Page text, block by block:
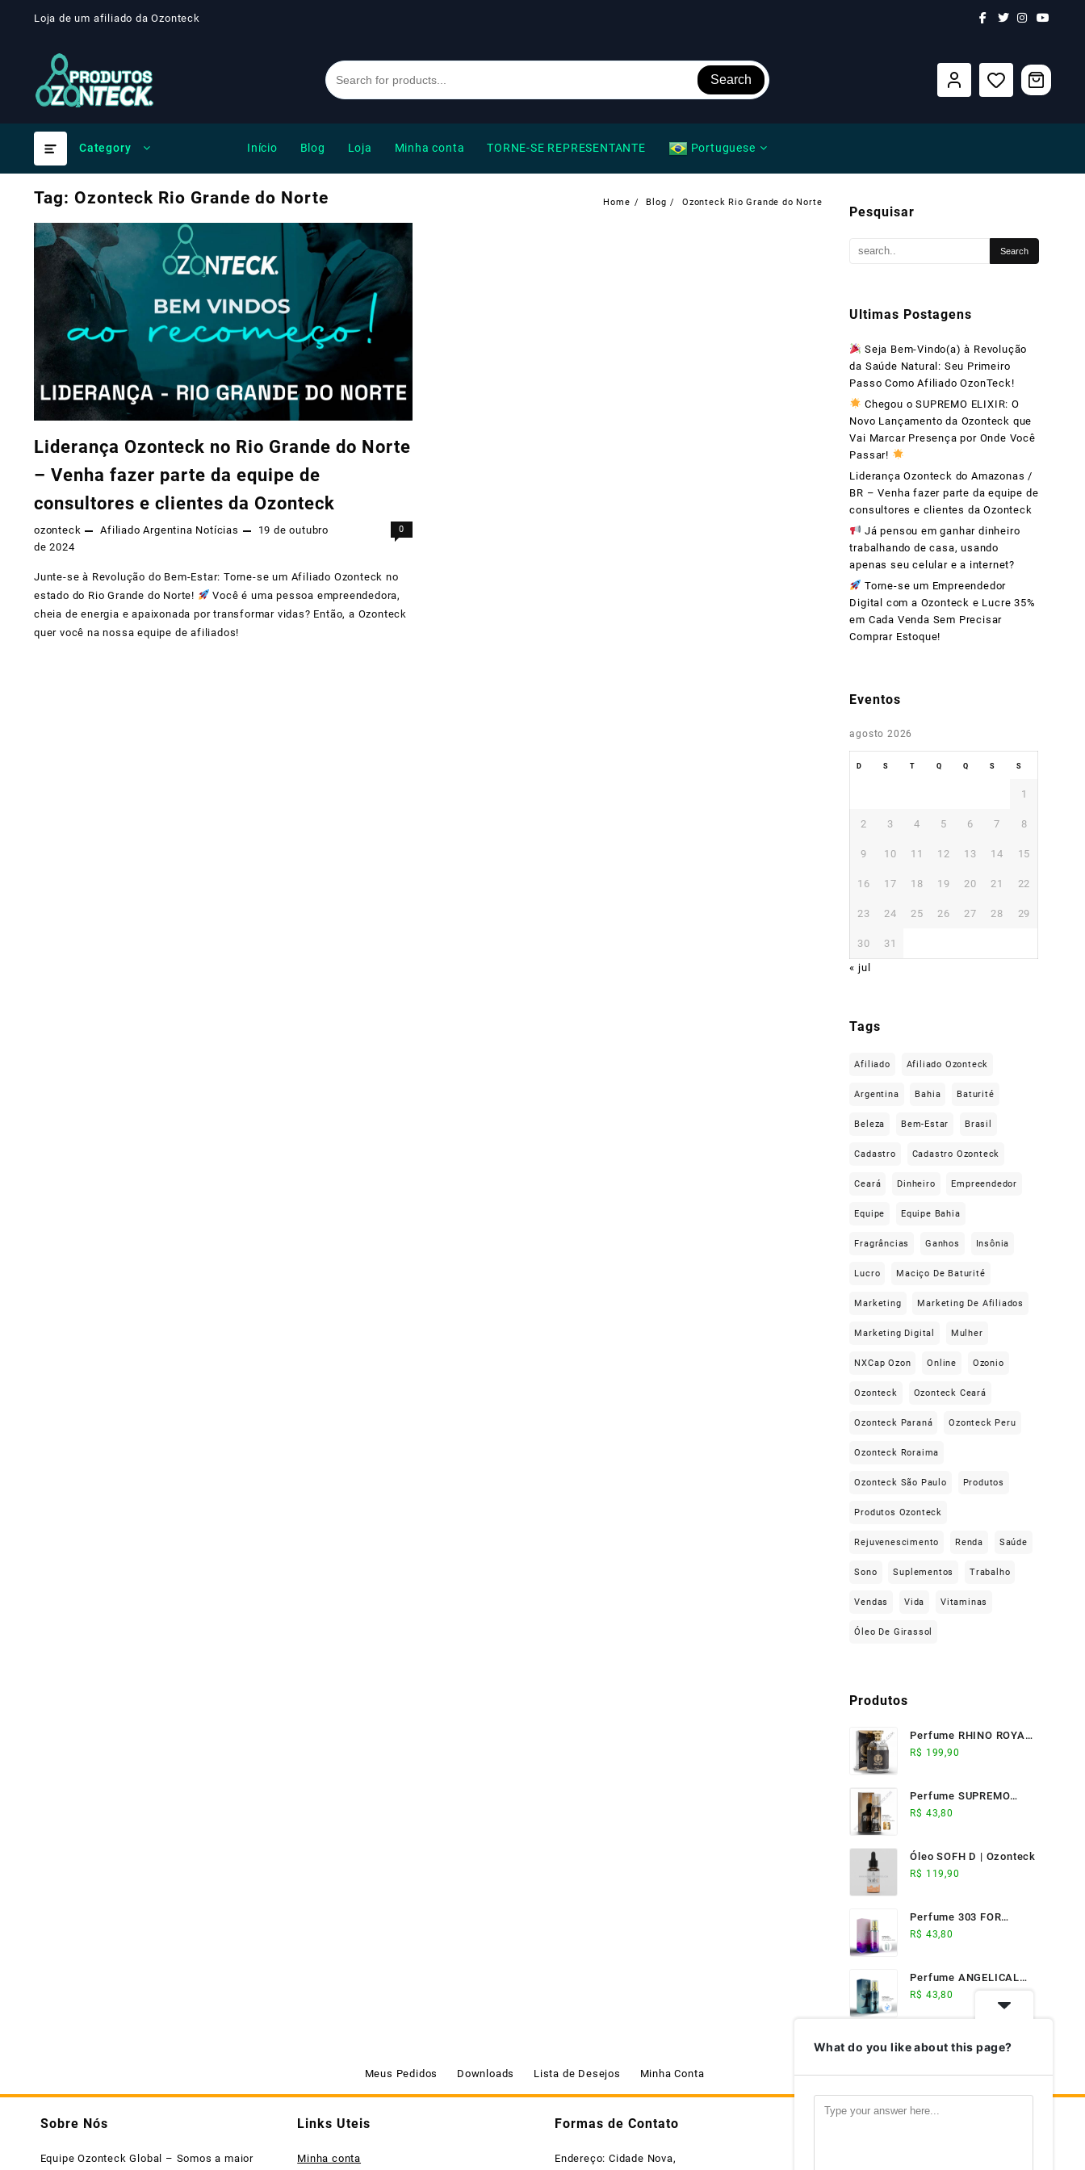
Loja de um afiliado da Ozonteck
Search
Category Início Blog Loja Minha conta TORNE-SE REPRESENTANTE Portuguese
Tag: Ozonteck Rio Grande do Norte Home Blog Ozonteck Rio Grande do Norte
Liderança Ozonteck no Rio Grande do Norte
– Venha fazer parte da equipe de
consultores e clientes da Ozonteck
ozonteck Afiliado Argentina Notícias
19 de outubro
de 2024
0
Junte-se à Revolução do Bem-Estar: Torne-se um Afiliado Ozonteck no
estado do Rio Grande do Norte!
Você é uma pessoa empreendedora,
cheia de energia e apaixonada por transformar vidas? Então, a Ozonteck
quer você na nossa equipe de afiliados!
Pesquisar
Ultimas Postagens
Seja Bem-Vindo(a) à Revolução
da Saúde Natural: Seu Primeiro
Passo Como Afiliado OzonTeck!
Chegou o SUPREMO ELIXIR: O
Novo Lançamento da Ozonteck que
Vai Marcar Presença por Onde Você
Passar!
Liderança Ozonteck do Amazonas /
BR – Venha fazer parte da equipe de
consultores e clientes da Ozonteck
Já pensou em ganhar dinheiro
trabalhando de casa, usando
apenas seu celular e a internet?
Torne-se um Empreendedor
Digital com a Ozonteck e Lucre 35%
em Cada Venda Sem Precisar
Comprar Estoque!
Eventos
agosto 2026
D S T Q Q S S
1
2 3 4 5 6 7 8
9 10 11 12 13 14 15
16 17 18 19 20 21 22
23 24 25 26 27 28 29
30
31
« jul
Tags
Afiliado Afiliado Ozonteck
Argentina Bahia Baturité
Beleza Bem-Estar Brasil
Cadastro Cadastro Ozonteck
Ceará Dinheiro Empreendedor
Equipe Equipe Bahia
Fragrâncias Ganhos Insônia
Lucro Maciço De Baturité
Marketing Marketing De Afiliados
Marketing Digital Mulher
NXCap Ozon Online Ozonio
Ozonteck Ozonteck Ceará
Ozonteck Paraná Ozonteck Peru
Ozonteck Roraima
Ozonteck São Paulo Produtos
Produtos Ozonteck
Rejuvenescimento Renda Saúde
Sono Suplementos Trabalho
Vendas Vida Vitaminas
Óleo De Girassol
Produtos
Perfume RHINO ROYALE
(100ml) - Ozonteck
R$ 199,90
Perfume SUPREMO
ELIXIR (17ml) -
R$ 43,80
Óleo SOFH D | Ozonteck
R$ 119,90
Perfume 303 FOR
WOMAN (17ml) -
R$ 43,80
Perfume ANGELICAL
(17ml) - Ozonteck
R$ 43,80
Meus Pedidos Downloads Lista de Desejos Minha Conta
Sobre Nós
Equipe Ozonteck Global – Somos a maior
Links Uteis
Minha conta
Formas de Contato
Endereço: Cidade Nova,
What do you like about this page?